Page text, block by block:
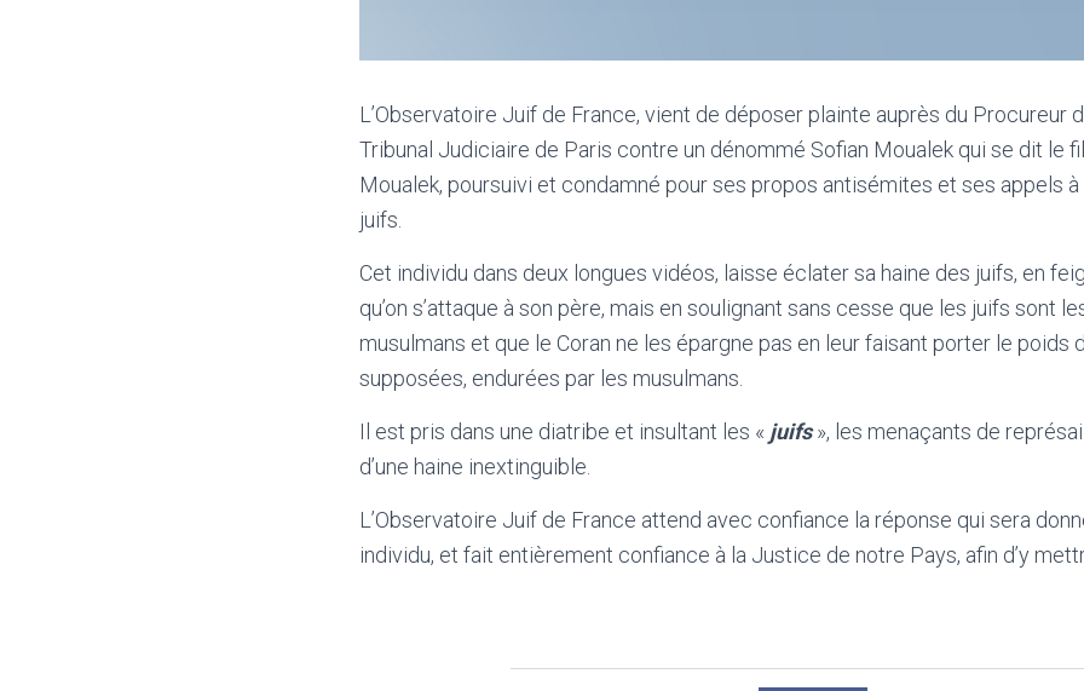
L’Observatoire Juif de France, vient de déposer plainte auprès du Procureur
Tribunal Judiciaire de Paris contre un dénommé Sofian Moualek qui se dit le
Moualek, poursuivi et condamné pour ses propos antisémites et ses appels
juifs.
Cet individu dans deux longues vidéos, laisse éclater sa haine des juifs, en
qu’on s’attaque à son père, mais en soulignant sans cesse que les juifs sont
musulmans et que le Coran ne les épargne pas en leur faisant porter le poids
supposées, endurées par les musulmans.
Il est pris dans une diatribe et insultant les « juifs», les menaçants de
d’une haine inextinguible.
L’Observatoire Juif de France attend avec confiance la réponse qui sera
individu, et fait entièrement confiance à la Justice de notre Pays, afin d’y